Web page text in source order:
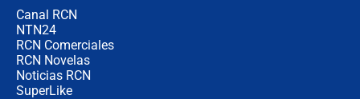
Canal RCN
NTN24
RCN Comerciales
RCN Novelas
Noticias RCN
SuperLike